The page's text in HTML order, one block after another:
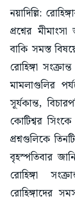
নয়াদিল্লি:
প্রশ্নের
বাকি সমস্ত
রোহিঙ্গা
মামলাগুলির
সূর্যকান্ত,
কোটিশ্বর সিংকে
প্রশ্নগুলিকে
বৃহস্পতিবার
রোহিঙ্গা
রোহিঙ্গাদের